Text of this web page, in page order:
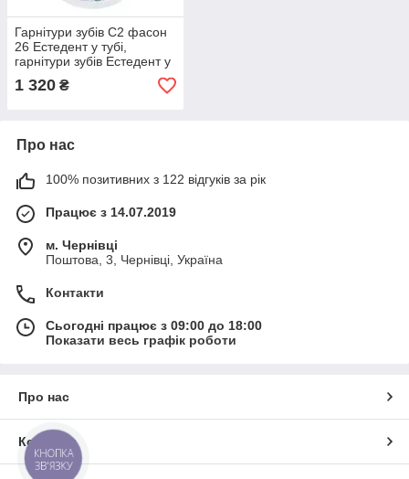
Гарнітури зубів С2 фасон
26 Естедент у тубі,
гарнітури зубів Естедент у
тубі - 20гар
1 320 ₴
Про нас
100% позитивних з 122 відгуків за рік
Працює з 14.07.2019
м. Чернівці
Поштова, 3, Чернівці, Україна
Контакти
Сьогодні працює з 09:00 до 18:00
Показати весь графік роботи
Про нас
Контакти
КНОПКА
ЗВ'ЯЗКУ